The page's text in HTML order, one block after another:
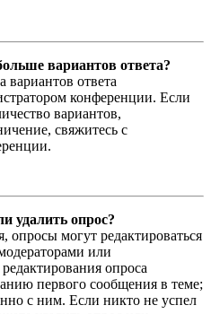
вариантов ответа?
вариантов ответа
конференции. Если
вариантов,
свяжитесь с
удалить опрос?
опросы могут редактироваться
или
опроса
первого сообщения в теме;
с ним. Если никто не успел